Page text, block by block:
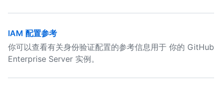
IAM 配置参考
你可以查看有关身份验证配置的参考信息用于 你的 GitHub
Enterprise Server 实例。